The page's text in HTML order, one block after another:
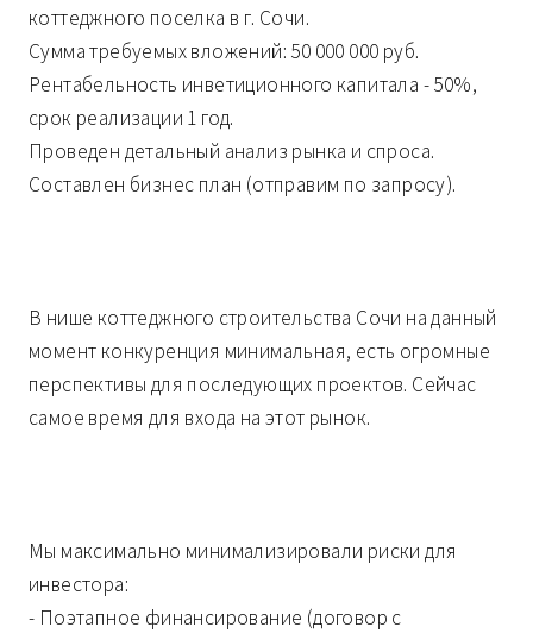
коттеджного поселка в г. Сочи.
Сумма требуемых вложений: 50 000 000 руб.
Рентабельность инветиционного капитала - 50%,
срок реализации 1 год.
Проведен детальный анализ рынка и спроса.
Составлен бизнес план (отправим по запросу).
В нише коттеджного строительства Сочи на данный
момент конкуренция минимальная, есть огромные
перспективы для последующих проектов. Сейчас
самое время для входа на этот рынок.
Мы максимально минимализировали риски для
инвестора:
- Поэтапное финансирование (договор с